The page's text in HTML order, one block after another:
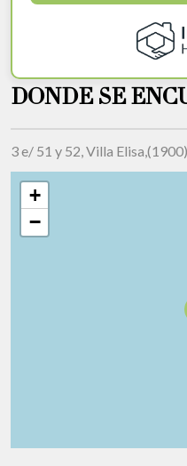
DONDE SE
3 e/ 51 y 52, Villa
+
−